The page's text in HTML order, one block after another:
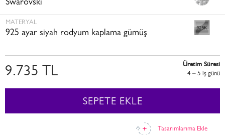
Swarovski
MATERYAL
925 ayar siyah rodyum kaplama gümüş
Tasarımlarıma Ekle
9.735 TL
Üretim Süresi
4 – 5 i̇ş günü
SEPETE EKLE